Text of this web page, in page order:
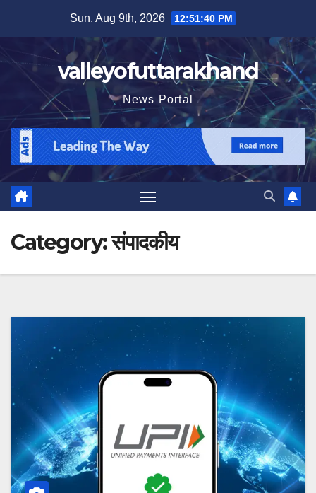
content
Sun. Aug 9th, 2026 12:51:41 PM
valleyofuttarakhand
News Portal
Category:संपादकीय